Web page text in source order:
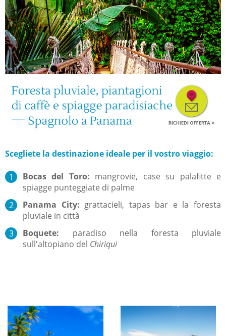
Scegliete la destinazione ideale per il vostro viaggio:
Bocas del Toro: mangrovie, case su palafitte e
spiagge punteggiate di palme
Panama City: grattacieli, tapas bar e la foresta
pluviale in città
Boquete:
paradiso nella foresta pluviale
sull'altopiano del Chiriqui